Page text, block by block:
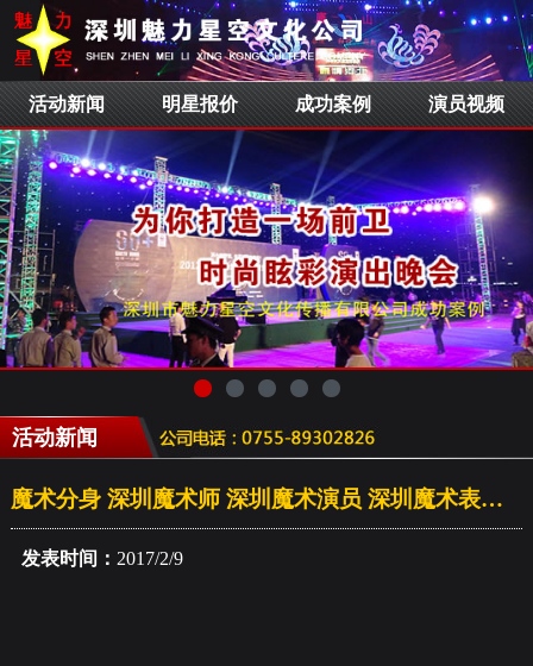
活动新闻 明星报价 成功案例 演员视频
活动新闻
魔术分身 深圳魔术师 深圳魔术演员 深圳魔术表演 魔术公司
发表时间： 2017/2/9